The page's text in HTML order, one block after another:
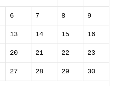
6 7 8 9
13 14 15 16
20 21 22 23
27 28 29 30